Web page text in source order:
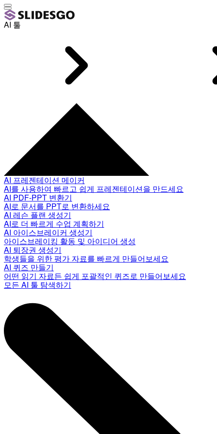
AI 툴
AI 프레젠테이션 메이커
AI를 사용하여 빠르고 쉽게 프레젠테이션을 만드세요
AI PDF-PPT 변환기
AI로 문서를 PPT로 변환하세요
AI 레슨 플랜 생성기
AI로 더 빠르게 수업 계획하기
AI 아이스브레이커 생성기
아이스브레이킹 활동 및 아이디어 생성
AI 퇴장권 생성기
학생들을 위한 평가 자료를 빠르게 만들어보세요
AI 퀴즈 만들기
어떤 읽기 자료든 쉽게 포괄적인 퀴즈로 만들어보세요
모든 AI 툴 탐색하기